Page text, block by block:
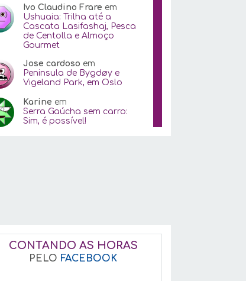
Ivo Claudino Frare em
Ushuaia: Trilha até a
Cascata Lasifashaj, Pesca
de Centolla e Almoço
Gourmet
Jose cardoso em
Peninsula de Bygdøy e
Vigeland Park, em Oslo
Karine em
Serra Gaúcha sem carro:
Sim, é possível!
CONTANDO AS HORAS
PELO FACEBOOK